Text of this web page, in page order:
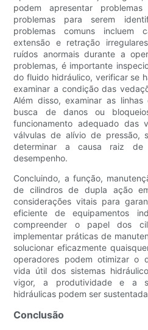
podem apresentar
problemas para serem
problemas comuns incluem
extensão e retração
ruídos anormais durante a
problemas, é importante
do fluido hidráulico, verificar se
examinar a condição das
Além disso, examinar as
busca de danos ou
funcionamento adequado das
válvulas de alívio de pressão,
determinar a causa raiz de
desempenho.
Concluindo, a função,
de cilindros de dupla ação
considerações vitais para
eficiente de equipamentos
compreender o papel dos
implementar práticas de
solucionar eficazmente
operadores podem otimizar o
vida útil dos sistemas
vigor, a produtividade e a
hidráulicas podem ser
Conclusão